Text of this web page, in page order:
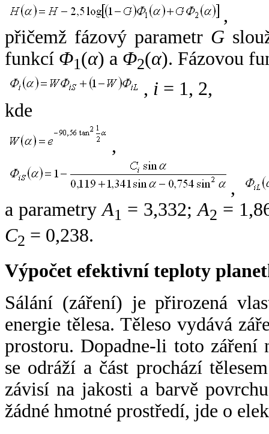
,
přičemž fázový parametr G
funkcí Φ1(α) a Φ2(α). Fázovou
, i = 1, 2,
kde
,
,
a parametryA1 = 3,332;A2 =
C2 = 0,238.
Výpočet efektivní teploty
Sálání (záření) je přirozená
energie tělesa. Těleso vydává
prostoru. Dopadne-li toto záření
se odráží a část prochází
závisí na jakosti a barvě
žádné hmotné prostředí, jde o